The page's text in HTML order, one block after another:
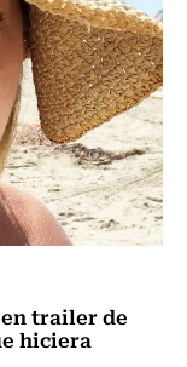
trailer de
hiciera